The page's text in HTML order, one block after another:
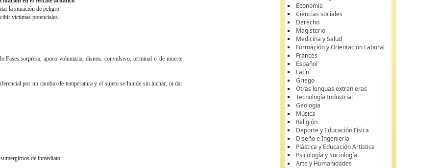
la situación de peligro.
víctimas potenciales.
apnea voluntaria, disnea, convulsivo, terminal o de muerte
por un cambio de temperatura y el sujeto se hunde sin luchar, ni dar
de inmediato.
Economía
Ciencias sociales
Derecho
Magisterio
Medicina y Salud
Formación y Orientación Laboral
Francés
Español
Latín
Griego
Otras lenguas extranjeras
Tecnología Industrial
Geología
Música
Religión
Deporte y Educación Física
Diseño e Ingeniería
Plástica y Educación Artística
Psicología y Sociología
Arte y Humanidades